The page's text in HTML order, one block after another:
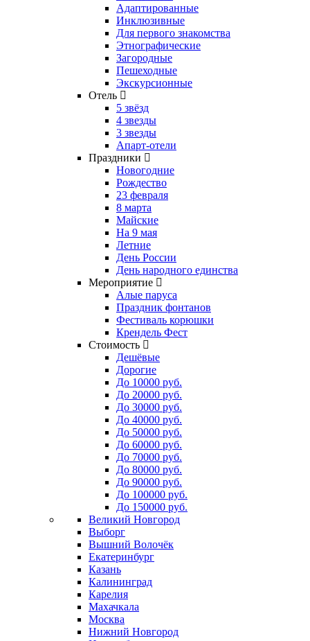
Адаптированные
Инклюзивные
Для первого знакомства
Этнографические
Загородные
Пешеходные
Экскурсионные
Отель
5 звёзд
4 звезды
3 звезды
Апарт-отели
Праздники
Новогодние
Рождество
23 февраля
8 марта
Майские
На 9 мая
Летние
День России
День народного единства
Мероприятие
Алые паруса
Праздник фонтанов
Фестиваль корюшки
Крендель Фест
Стоимость
Дешёвые
Дорогие
До 10000 руб.
До 20000 руб.
До 30000 руб.
До 40000 руб.
До 50000 руб.
До 60000 руб.
До 70000 руб.
До 80000 руб.
До 90000 руб.
До 100000 руб.
До 150000 руб.
Великий Новгород
Выборг
Вышний Волочёк
Екатеринбург
Казань
Калининград
Карелия
Махачкала
Москва
Нижний Новгород